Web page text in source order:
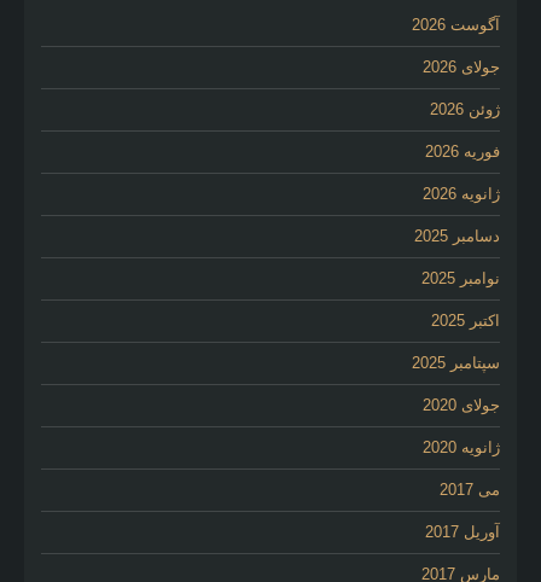
آگوست 2026
جولای 2026
ژوئن 2026
فوریه 2026
ژانویه 2026
دسامبر 2025
نوامبر 2025
اکتبر 2025
سپتامبر 2025
جولای 2020
ژانویه 2020
می 2017
آوریل 2017
مارس 2017